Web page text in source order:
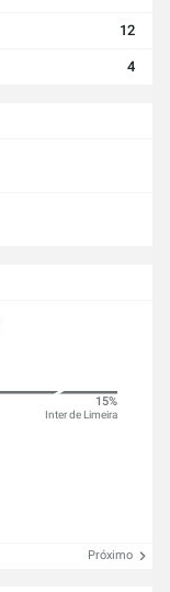
12
4
15%
Inter de Limeira
Próximo